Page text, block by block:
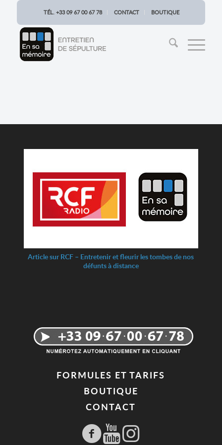
TÉL. +33 09 67 00 67 78 CONTACT BOUTIQUE
Article sur RCF – Entretenir et fleurir les tombes de nos
défunts à distance
FORMULES ET TARIFS
BOUTIQUE
CONTACT